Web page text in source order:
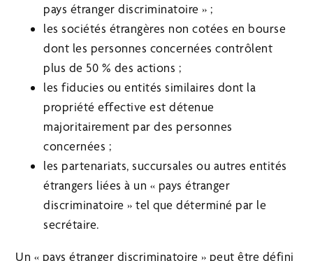
pays étranger discriminatoire » ;
les sociétés étrangères non cotées en bourse
dont les personnes concernées contrôlent
plus de 50 % des actions ;
les fiducies ou entités similaires dont la
propriété effective est détenue
majoritairement par des personnes
concernées ;
les partenariats, succursales ou autres entités
étrangers liées à un « pays étranger
discriminatoire » tel que déterminé par le
secrétaire.
Un « pays étranger discriminatoire » peut être défini